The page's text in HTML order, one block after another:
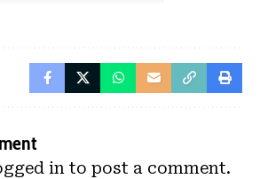
in to post a comment.